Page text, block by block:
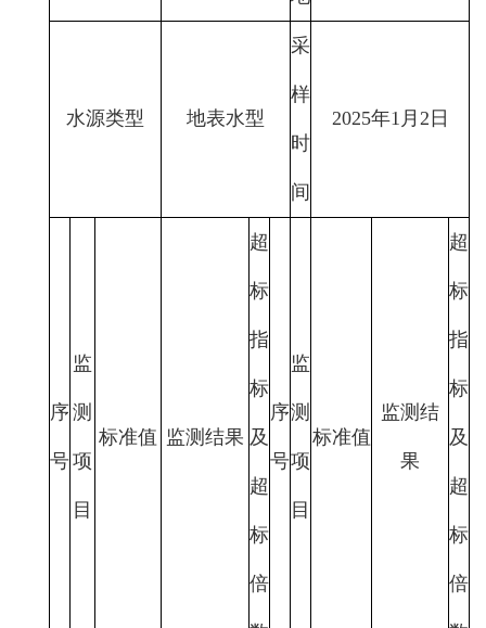
水源类型 地表水型
采
样
时
间
2025年1月2日
序
号
监
测
项
目
标准值 监测结果
超
标
指
标
及
超
标
倍
序
号
监
测
项
目
标准值
监测结
果
超
标
指
标
及
超
标
倍